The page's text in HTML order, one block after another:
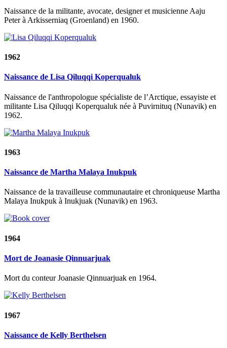
Naissance de la militante, avocate, designer et musicienne Aaju
Peter à Arkisserniaq (Groenland) en 1960.
1962
Naissance de Lisa Qiluqqi Koperqualuk
Naissance de l'anthropologue spécialiste de l’Arctique, essayiste et
militante Lisa Qiluqqi Koperqualuk née à Puvirnituq (Nunavik) en
1962.
1963
Naissance de Martha Malaya Inukpuk
Naissance de la travailleuse communautaire et chroniqueuse Martha
Malaya Inukpuk à Inukjuak (Nunavik) en 1963.
1964
Mort de Joanasie Qinnuarjuak
Mort du conteur Joanasie Qinnuarjuak en 1964.
1967
Naissance de Kelly Berthelsen